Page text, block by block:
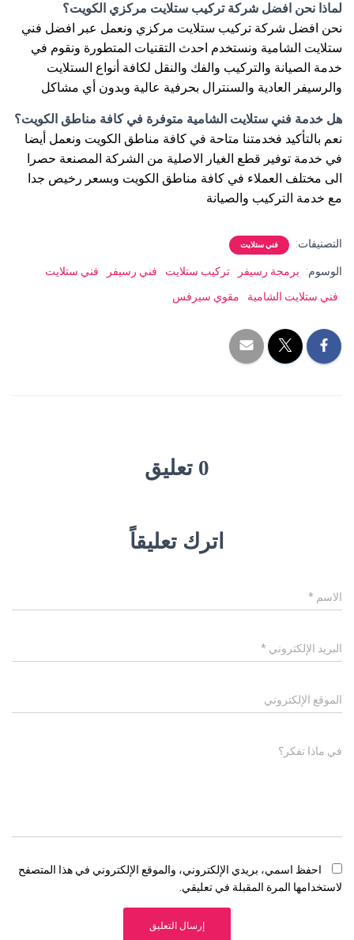
لماذا نحن افضل شركة تركيب ستلايت مركزي الكويت؟
نحن افضل شركة تركيب ستلايت مركزي ونعمل عبر افضل فني
ستلايت الشامية ونستخدم احدث التقنيات المتطورة ونقوم في
خدمة الصيانة والتركيب والفك والنقل لكافة أنواع الستلايت
والرسيفر العادية والسنترال بحرفية عالية وبدون أي مشاكل
هل خدمة فني ستلايت الشامية متوفرة في كافة مناطق الكويت؟
نعم بالتأكيد فخدمتنا متاحة في كافة مناطق الكويت ونعمل أيضا
في خدمة توفير قطع الغيار الاصلية من الشركة المصنعة حصرا
الى مختلف العملاء في كافة مناطق الكويت وبسعر رخيص جدا
مع خدمة التركيب والصيانة
التصنيفات: فني ستلايت
الوسوم: برمجة رسيفر تركيب ستلايت فني رسيفر
فني ستلايت
فني ستلايت الشامية
مقوي سيرفس
0 تعليق
اترك تعليقاً
الاسم *
البريد الإلكتروني *
الموقع الإلكتروني
في ماذا تفكر؟
احفظ اسمي، بريدي الإلكتروني، والموقع الإلكتروني في هذا المتصفح
لاستخدامها المرة المقبلة في تعليقي.